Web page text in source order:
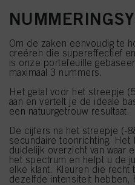
Om de zaken eenvoudig te
creëren die supereffectief
is onze portefeuille
maximaal 3 nummers.
Het getal voor het streepje
aan en vertelt je de ideale
een natuurgetrouw resultaat.
De cijfers na het streepje (-
secundaire toonrichting. Het
duidelijk overzicht van waar
het spectrum en helpt u de
elke klant. Kleuren die recht
dezelfde intensiteit hebben,